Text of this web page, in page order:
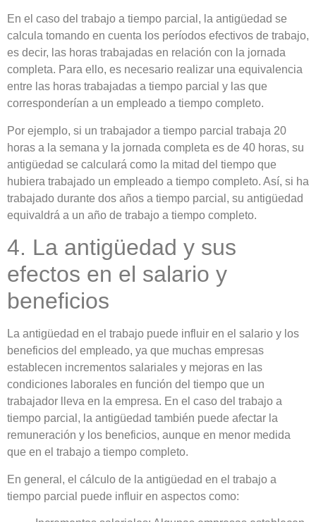
En el caso del trabajo a tiempo parcial, la antigüedad se
calcula tomando en cuenta los períodos efectivos de trabajo,
es decir, las horas trabajadas en relación con la jornada
completa. Para ello, es necesario realizar una equivalencia
entre las horas trabajadas a tiempo parcial y las que
corresponderían a un empleado a tiempo completo.
Por ejemplo, si un trabajador a tiempo parcial trabaja 20
horas a la semana y la jornada completa es de 40 horas, su
antigüedad se calculará como la mitad del tiempo que
hubiera trabajado un empleado a tiempo completo. Así, si ha
trabajado durante dos años a tiempo parcial, su antigüedad
equivaldrá a un año de trabajo a tiempo completo.
4. La antigüedad y sus
efectos en el salario y
beneficios
La antigüedad en el trabajo puede influir en el salario y los
beneficios del empleado, ya que muchas empresas
establecen incrementos salariales y mejoras en las
condiciones laborales en función del tiempo que un
trabajador lleva en la empresa. En el caso del trabajo a
tiempo parcial, la antigüedad también puede afectar la
remuneración y los beneficios, aunque en menor medida
que en el trabajo a tiempo completo.
En general, el cálculo de la antigüedad en el trabajo a
tiempo parcial puede influir en aspectos como: